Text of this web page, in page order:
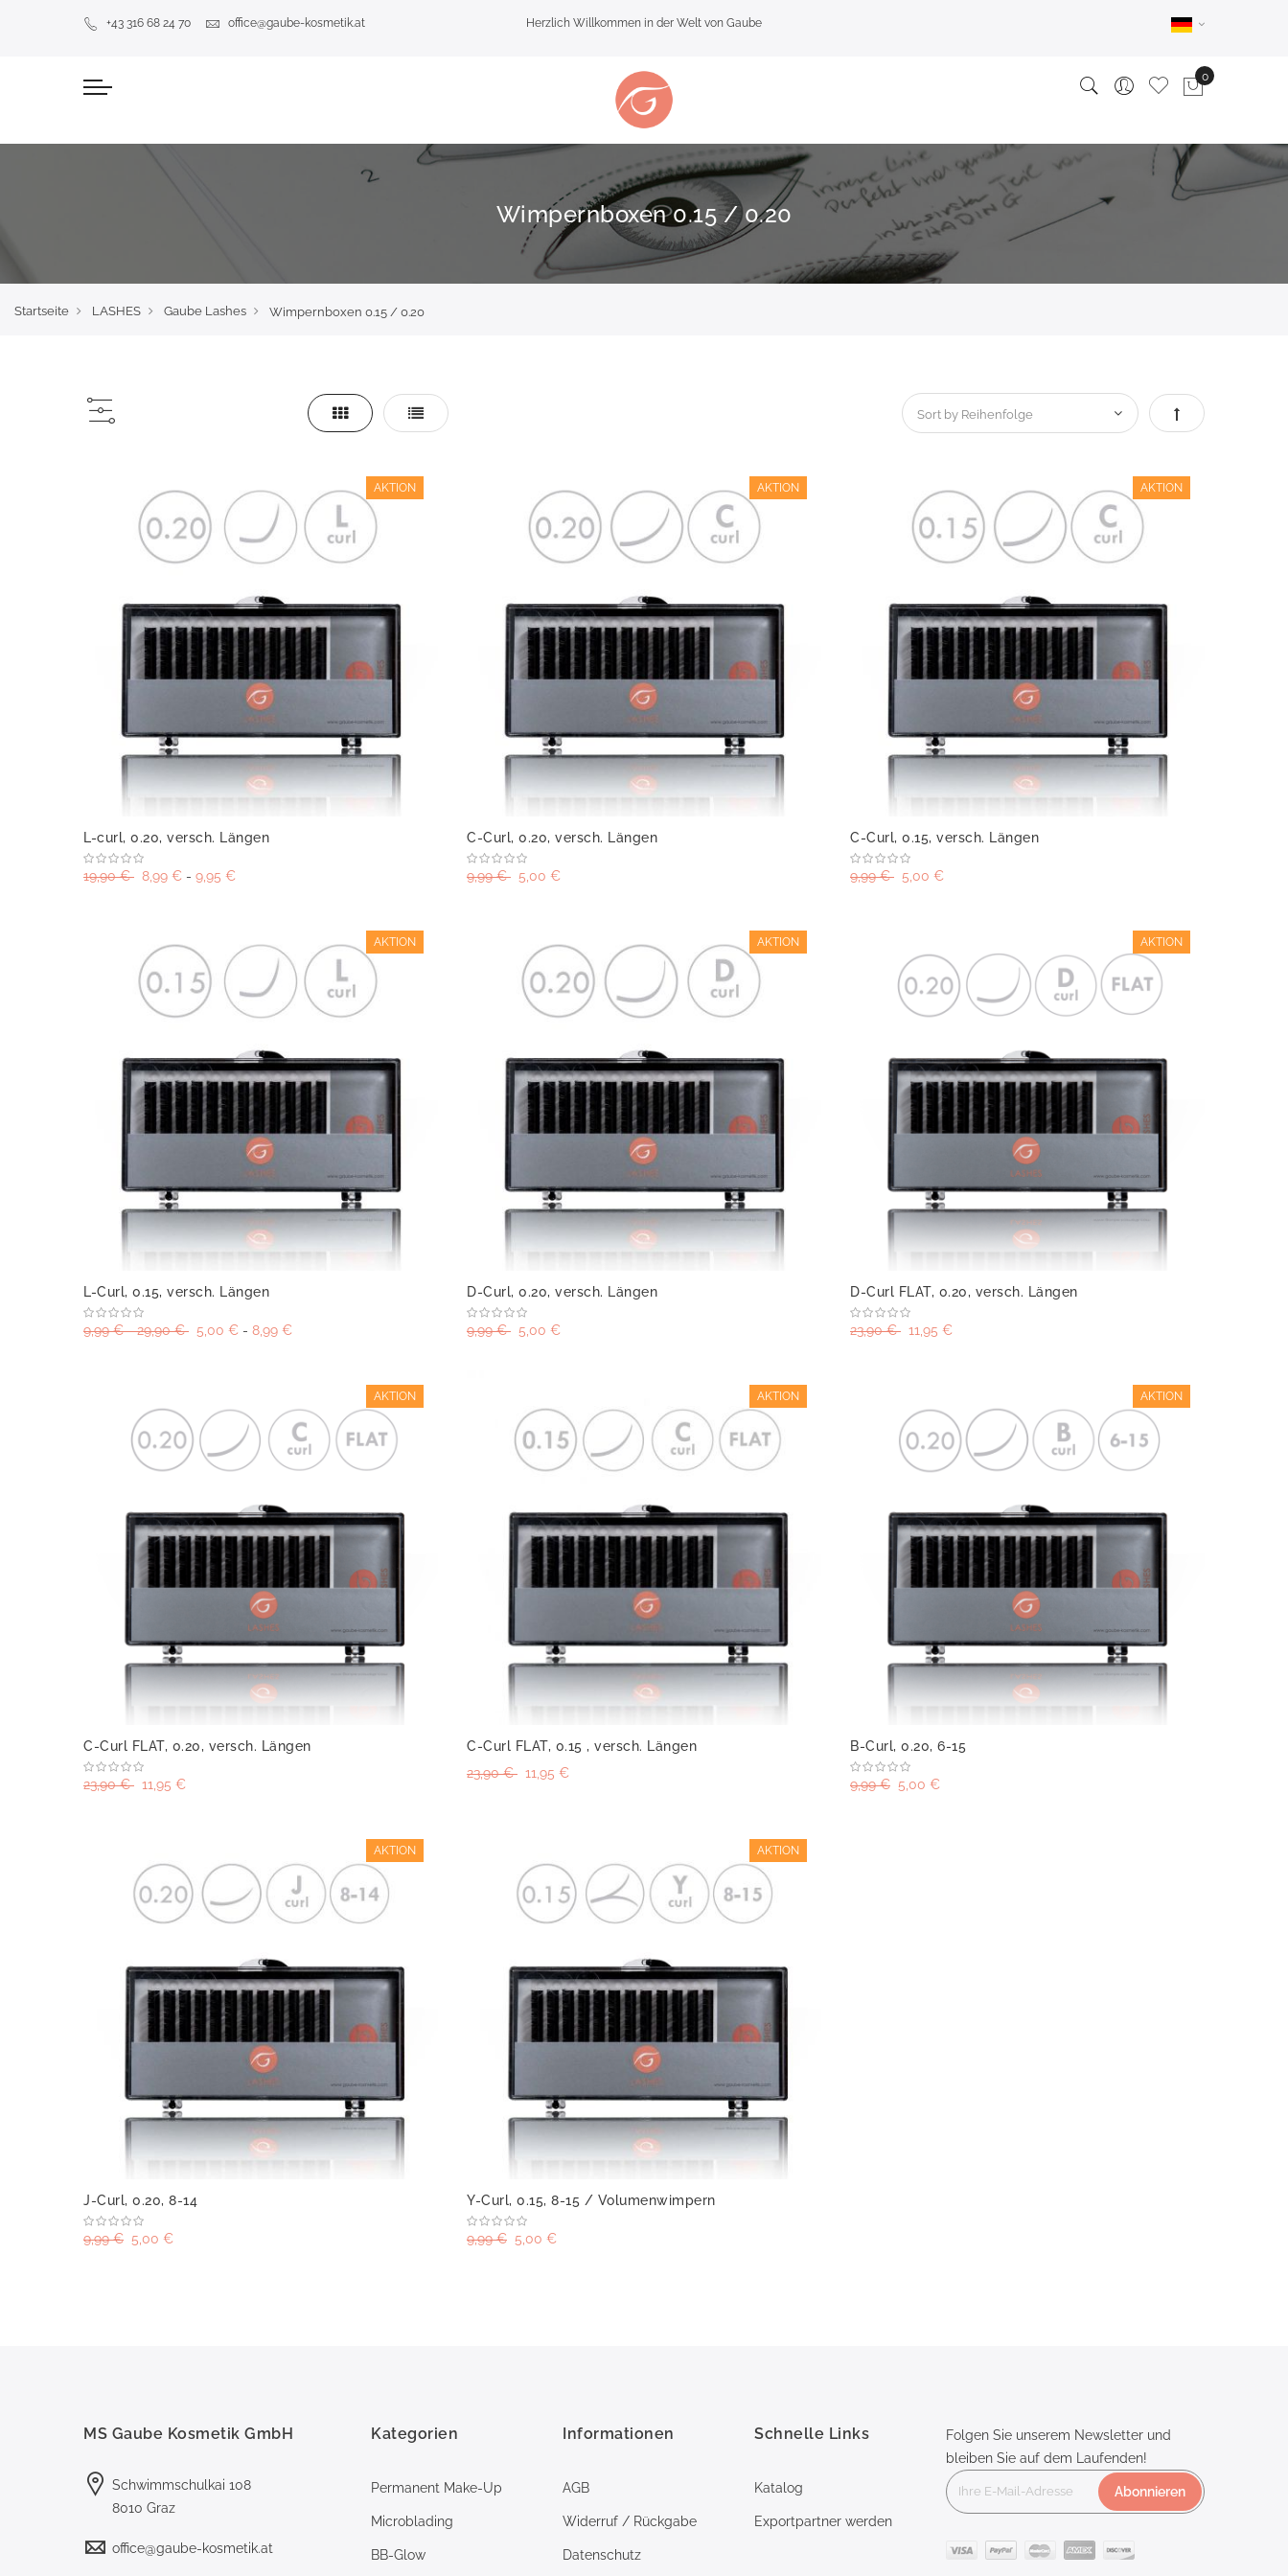
+43 316 68 24 70 office@gaube-kosmetik.at Herzlich Willkommen in der Welt von Gaube
Wimpernboxen 0.15 / 0.20
Startseite LASHES Gaube Lashes Wimpernboxen 0.15 / 0.20
Liste Liste Absteigend
AKTION
L-curl, 0.20, versch. Längen
19,90 € 8,99 € - 9,95 €
AKTION
C-Curl, 0.20, versch. Längen
9,99 € 5,00 €
AKTION
C-Curl, 0.15, versch. Längen
9,99 € 5,00 €
AKTION
L-Curl, 0.15, versch. Längen
9,99 €-29,90 € 5,00 € - 8,99 €
AKTION
D-Curl, 0.20, versch. Längen
9,99 € 5,00 €
AKTION
D-Curl FLAT, 0.20, versch. Längen
23,90 € 11,95 €
AKTION
C-Curl FLAT, 0.20, versch. Längen
23,90 € 11,95 €
AKTION
C-Curl FLAT, 0.15 , versch. Längen
23,90 €
11,95 €
AKTION
B-Curl, 0.20, 6-15
5,00 €
9,99 €
AKTION
J-Curl, 0.20, 8-14
5,00 €
9,99 €
AKTION
Y-Curl, 0.15, 8-15 / Volumenwimpern
5,00 €
9,99 €
MS Gaube Kosmetik GmbH
Schwimmschulkai 108
8010 Graz
office@gaube-kosmetik.at
Kategorien
Permanent Make-Up
Microblading
BB-Glow
Informationen
AGB
Widerruf / Rückgabe
Datenschutz
Schnelle Links
Katalog
Exportpartner werden
Folgen Sie unserem Newsletter und
bleiben Sie auf dem Laufenden!
Abonnieren